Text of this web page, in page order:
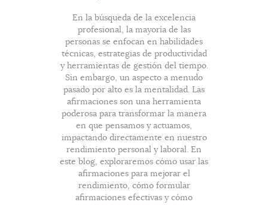
En la búsqueda de la excelencia
profesional, la mayoría de las
personas se enfocan en habilidades
técnicas, estrategias de productividad
y herramientas de gestión del tiempo.
Sin embargo, un aspecto a menudo
pasado por alto es la mentalidad. Las
afirmaciones son una herramienta
poderosa para transformar la manera
en que pensamos y actuamos,
impactando directamente en nuestro
rendimiento personal y laboral. En
este blog, exploraremos cómo usar las
afirmaciones para mejorar el
rendimiento, cómo formular
afirmaciones efectivas y cómo